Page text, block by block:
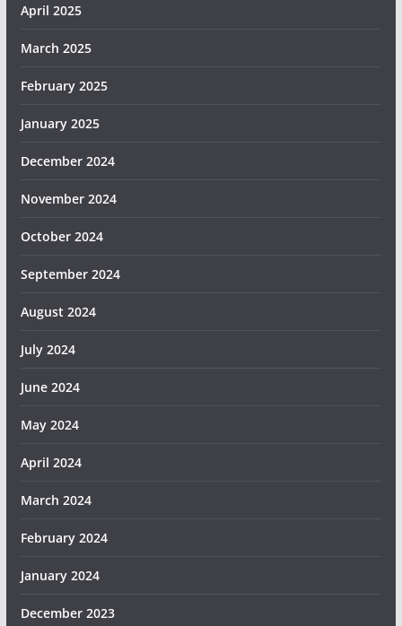
April 2025
March 2025
February 2025
January 2025
December 2024
November 2024
October 2024
September 2024
August 2024
July 2024
June 2024
May 2024
April 2024
March 2024
February 2024
January 2024
December 2023